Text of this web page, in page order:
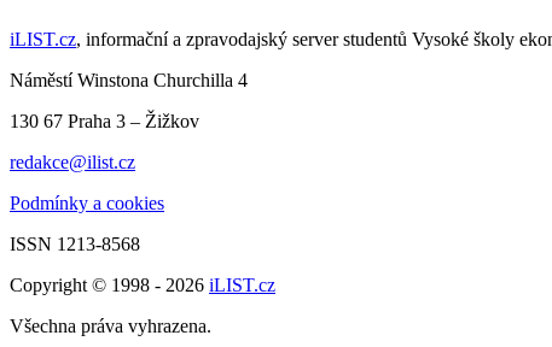
iLIST.cz, informační a zpravodajský server studentů Vysoké školy
Náměstí Winstona Churchilla 4
130 67 Praha 3 – Žižkov
redakce@ilist.cz
Podmínky a cookies
ISSN 1213-8568
Copyright © 1998 - 2026 iLIST.cz
Všechna práva vyhrazena.